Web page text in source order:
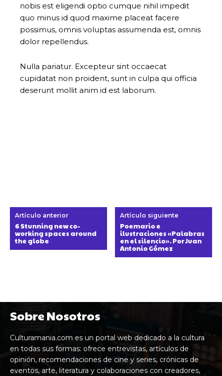
nobis est eligendi optio cumque nihil impedit
quo minus id quod maxime placeat facere
possimus, omnis voluptas assumenda est, omnis
dolor repellendus.
Nulla pariatur. Excepteur sint occaecat
cupidatat non proident, sunt in culpa qui officia
deserunt mollit anim id est laborum.
Artículo anterior
6 Stunning new co-
working spaces around
the globe
Artículo siguiente
Poemario e
ilustraciones «Palabras
en el silencio». Por Juan
Antonio Gómez
Sobre Nosotros
Culturamania.com es un portal web dedicado a la cultura
en todas sus formas: ofrece entrevistas, artículos de
opinión, recomendaciones de cine y series, crónicas de
eventos, arte, literatura y colaboraciones con creadores,